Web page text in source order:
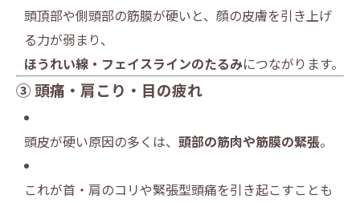
頭頂部や側頭部の筋膜が硬いと、顔の皮膚を引き上げ
る力が弱まり、
ほうれい線・フェイスラインのたるみにつながります。
③ 頭痛・肩こり・目の疲れ
頭皮が硬い原因の多くは、 頭部の筋肉や筋膜の緊張。
これが首・肩のコリや緊張型頭痛を引き起こすことも